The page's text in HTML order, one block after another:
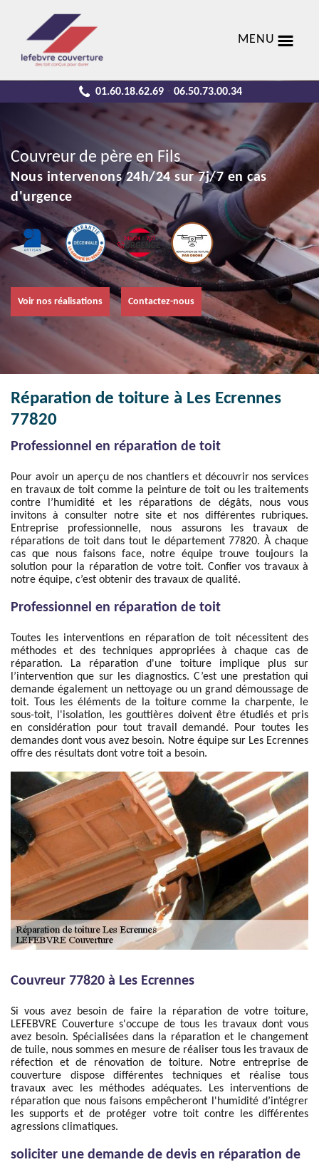
MENU
01.60.18.62.69 - 06.50.73.00.34
Couvreur de père en Fils
Nous intervenons 24h/24 sur 7j/7 en cas
d'urgence
Voir nos réalisations Contactez-nous
Réparation de toiture à Les Ecrennes
77820
Professionnel en réparation de toit
Pour avoir un aperçu de nos chantiers et découvrir nos services
en travaux de toit comme la peinture de toit ou les traitements
contre l’humidité et les réparations de dégâts, nous vous
invitons à consulter notre site et nos différentes rubriques.
Entreprise professionnelle, nous assurons les travaux de
réparations de toit dans tout le département 77820. À chaque
cas que nous faisons face, notre équipe trouve toujours la
solution pour la réparation de votre toit. Confier vos travaux à
notre équipe, c’est obtenir des travaux de qualité.
Professionnel en réparation de toit
Toutes les interventions en réparation de toit nécessitent des
méthodes et des techniques appropriées à chaque cas de
réparation. La réparation d'une toiture implique plus sur
l’intervention que sur les diagnostics. C’est une prestation qui
demande également un nettoyage ou un grand démoussage de
toit. Tous les éléments de la toiture comme la charpente, le
sous-toit, l'isolation, les gouttières doivent être étudiés et pris
en considération pour tout travail demandé. Pour toutes les
demandes dont vous avez besoin. Notre équipe sur Les Ecrennes
offre des résultats dont votre toit a besoin.
Couvreur 77820 à Les Ecrennes
Si vous avez besoin de faire la réparation de votre toiture,
LEFEBVRE Couverture s'occupe de tous les travaux dont vous
avez besoin. Spécialisées dans la réparation et le changement
de tuile, nous sommes en mesure de réaliser tous les travaux de
réfection et de rénovation de toiture. Notre entreprise de
couverture dispose différentes techniques et réalise tous
travaux avec les méthodes adéquates. Les interventions de
réparation que nous faisons empêcheront l'humidité d’intégrer
les supports et de protéger votre toit contre les différentes
agressions climatiques.
soliciter une demande de devis en réparation de